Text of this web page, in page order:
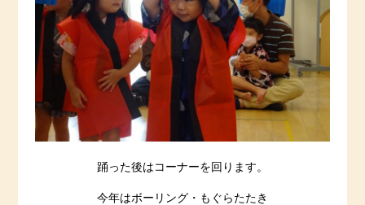
踊った後はコーナーを回ります。
今年はボーリング・もぐらたたき